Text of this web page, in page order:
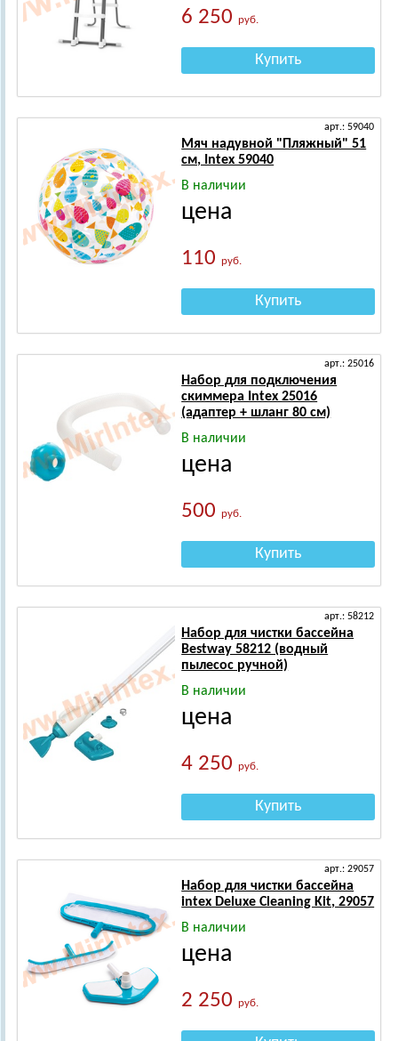
6 250руб.
Купить
арт.: 59040
Мяч надувной "Пляжный" 51
см, Intex 59040
В наличии
цена
110руб.
Купить
арт.: 25016
Набор для подключения
скиммера Intex 25016
(адаптер + шланг 80 см)
В наличии
цена
500руб.
Купить
арт.: 58212
Набор для чистки бассейна
Bestway 58212 (водный
пылесос ручной)
В наличии
цена
4 250руб.
Купить
арт.: 29057
Набор для чистки бассейна
intex Deluxe Cleaning Kit, 29057
В наличии
цена
2 250руб.